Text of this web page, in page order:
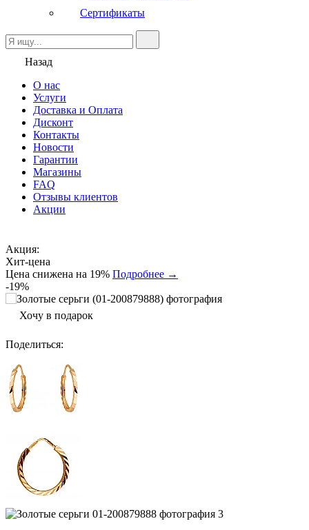
Сертификаты
Назад
О нас
Услуги
Доставка и Оплата
Дисконт
Контакты
Новости
Гарантии
Магазины
FAQ
Отзывы клиентов
Акции
Акция:
Хит-цена
Цена снижена на 19% Подробнее →
-19%
Хочу в подарок
Поделиться: